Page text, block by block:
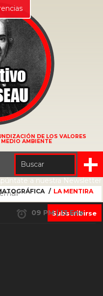
DE LOS VALORES
AMBIENTE
a nuestra Newsletter
LA MENTIRA
09 PM | 13 Ene